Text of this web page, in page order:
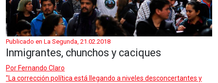
Publicado en La Segunda, 21.02.2018
Inmigrantes, chunchos y caciques
Por Fernando Claro
"La corrección política está llegando a niveles desconcertantes y